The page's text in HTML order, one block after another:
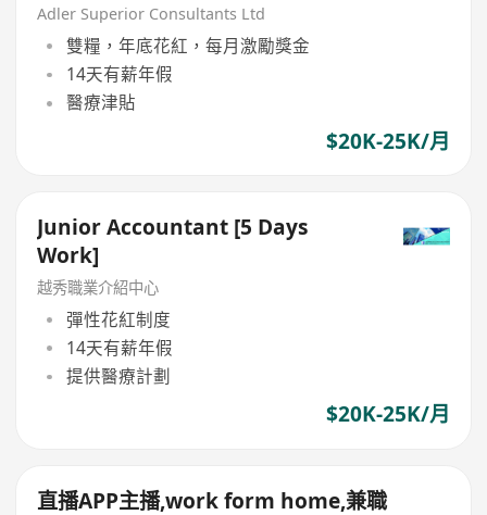
Adler Superior Consultants Ltd
雙糧，年底花紅，每月激勵獎金
14天有薪年假
醫療津貼
$20K-25K/月
Junior Accountant [5 Days
Work]
越秀職業介紹中心
彈性花紅制度
14天有薪年假
提供醫療計劃
$20K-25K/月
直播APP主播,work form home,兼職